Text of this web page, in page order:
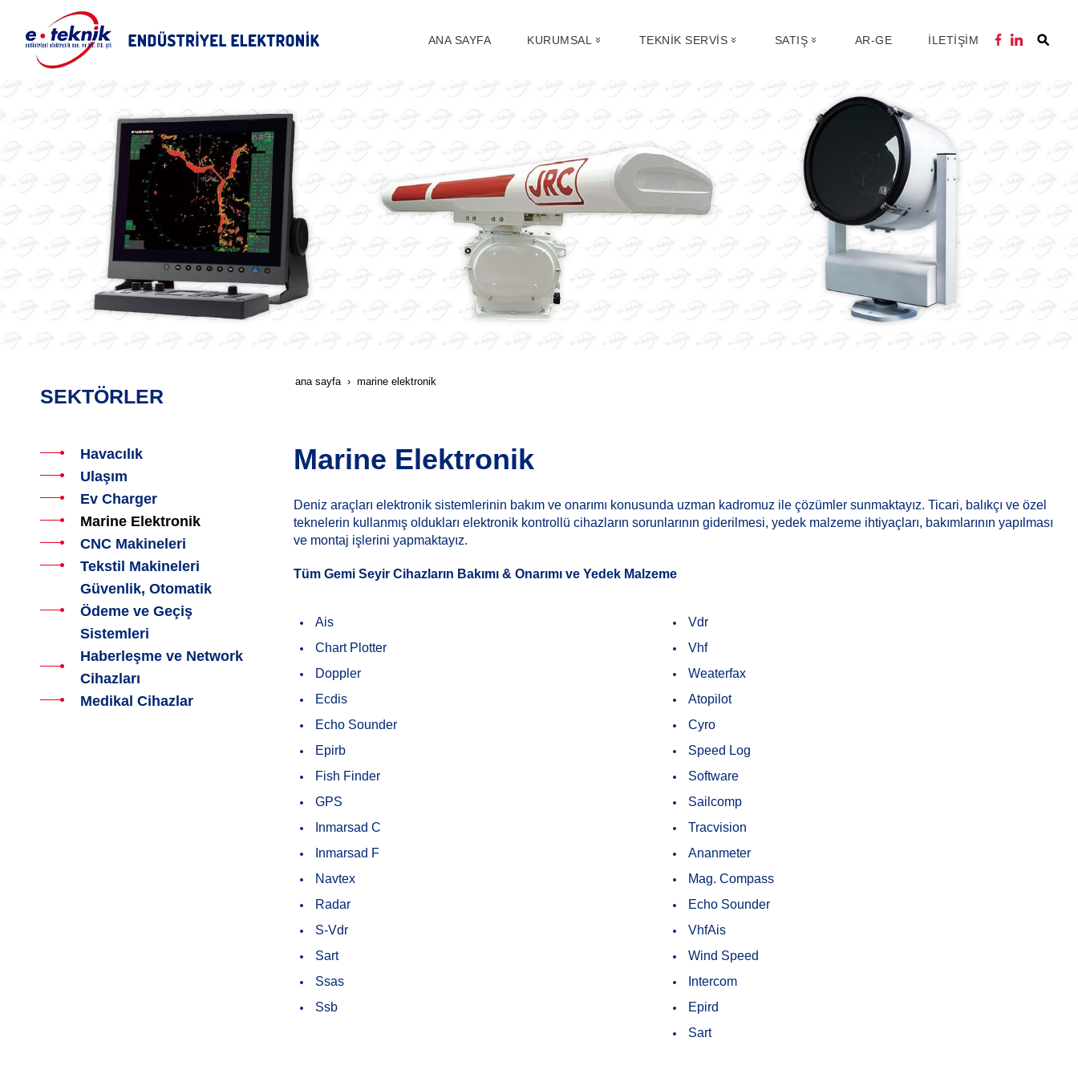
ANA SAYFA KURUMSAL TEKNIK SERVIS SATIŞ AR-GE İLETİŞİM
ana sayfa marine elektronik
Marine Elektronik
Deniz araçları elektronik sistemlerinin bakım ve onarımı konusunda uzman kadromuz ile çözümler sunmaktayız. Ticari, balıkçı ve özel
teknelerin kullanmış oldukları elektronik kontrollü cihazların sorunlarının giderilmesi, yedek malzeme ihtiyaçları, bakımlarının yapılması
ve montaj işlerini yapmaktayız.
Tüm Gemi Seyir Cihazların Bakımı & Onarımı ve Yedek Malzeme
Ais
Chart Plotter
Doppler
Ecdis
Echo Sounder
Epirb
Fish Finder
GPS
Inmarsad C
Inmarsad F
Navtex
Radar
S-Vdr
Sart
Ssas
Ssb
Vdr
Vhf
Weaterfax
Atopilot
Cyro
Speed Log
Software
Sailcomp
Tracvision
Ananmeter
Mag. Compass
Echo Sounder
VhfAis
Wind Speed
Intercom
Epird
Sart
SEKTÖRLER
Havacılık
Ulaşım
Ev Charger
Marine Elektronik
CNC Makineleri
Tekstil Makineleri
Güvenlik, Otomatik
Ödeme ve Geçiş
Sistemleri
Haberleşme ve Network
Cihazları
Medikal Cihazlar